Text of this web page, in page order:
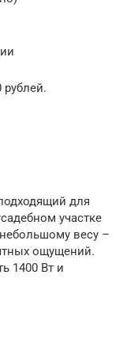
рублей.
для
участке
весу –
ощущений.
1400 Вт и